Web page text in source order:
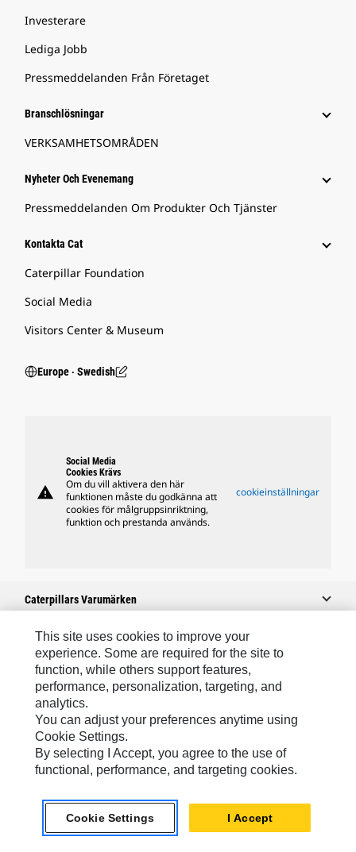
Investerare
Lediga Jobb
Pressmeddelanden Från Företaget
Branschlösningar
VERKSAMHETSOMRÅDEN
Nyheter Och Evenemang
Pressmeddelanden Om Produkter Och Tjänster
Kontakta Cat
Caterpillar Foundation
Social Media
Visitors Center & Museum
Europe ‧ Swedish
warning
Social Media
Cookies Krävs
Om du vill aktivera den här
funktionen måste du godkänna att
cookies för målgruppsinriktning,
funktion och prestanda används.
cookieinställningar
Caterpillars Varumärken
Caterpillar.com
Kontakta Caterpillar
Mina Marknadsföringspreferenser
Platskarta
Cookie Settings
Sekretess
This site uses cookies to improve your
experience. Some are required for the site to
function, while others support features,
performance, personalization, targeting, and
analytics.
You can adjust your preferences anytime using
Cookie Settings.
By selecting I Accept, you agree to the use of
functional, performance, and targeting cookies.
Cookie Settings I Accept